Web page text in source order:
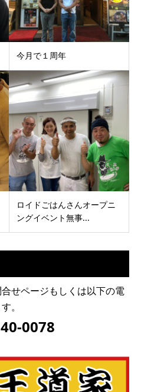
今月で１周年
ロイドごはんさんオープニ
ングイベント無事...
せページもしくは以下の電
。
0078